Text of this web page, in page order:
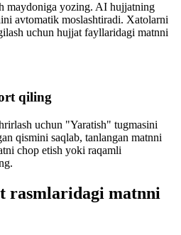
maydoniga yozing. AI hujjatning
avtomatik moslashtiradi. Xatolarni
uchun hujjat fayllaridagi matnni
qiling
uchun "Yaratish" tugmasini
qismini saqlab, tanlangan matnni
chop etish yoki raqamli
rasmlaridagi matnni